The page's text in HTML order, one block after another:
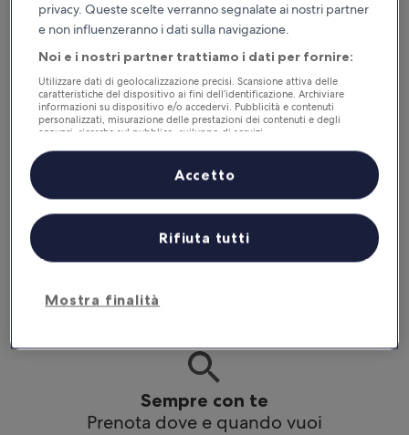
Perché scaricare la nostra app
Ricevi sconti su una selezione di hotel
Sempre con te
Prenota dove e quando vuoi
privacy. Queste scelte verranno segnalate ai nostri partner
e non influenzeranno i dati sulla navigazione.
Noi e i nostri partner trattiamo i dati per fornire:
Utilizzare dati di geolocalizzazione precisi. Scansione attiva delle
caratteristiche del dispositivo ai fini dell’identificazione. Archiviare
informazioni su dispositivo e/o accedervi. Pubblicità e contenuti
personalizzati, misurazione delle prestazioni dei contenuti e degli
annunci, ricerche sul pubblico, sviluppo di servizi.
Elenco dei partner (fornitori)
Mostra finalità
Rifiuta tutti
Accetto